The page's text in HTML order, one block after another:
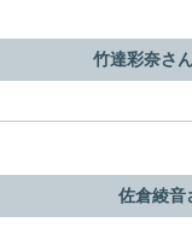
竹達彩奈さ
佐倉綾音